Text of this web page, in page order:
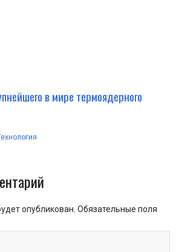
в мире термоядерного
опубликован. Обязательные поля